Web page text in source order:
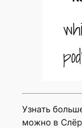
Узнать
можно в